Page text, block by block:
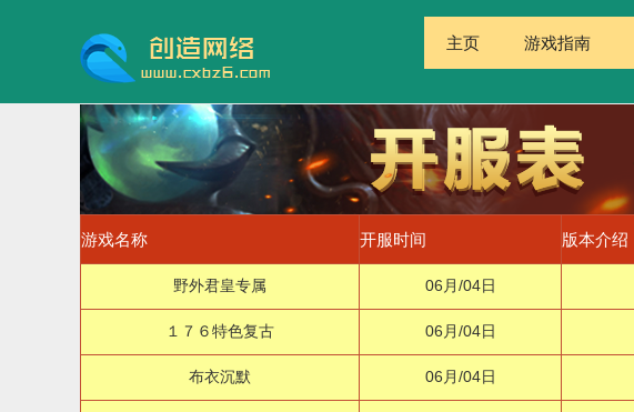
主页 游戏指南
游戏名称 开服时间 版本介绍
野外君皇专属 06月/04日
１７６特色复古 06月/04日
布衣沉默 06月/04日